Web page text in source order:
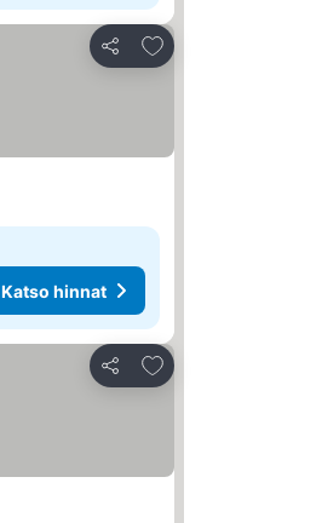
Jaa
Lisää suosikkeihin
Katso hinnat
Jaa
Lisää suosikkeihin